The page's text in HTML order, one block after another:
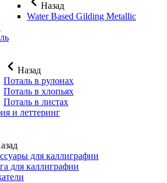
Назад
Water Based Gilding Metallic
Назад
Поталь в рулонах
Поталь в хлопьях
Поталь в листах
и леттеринг
для каллиграфии
для каллиграфии